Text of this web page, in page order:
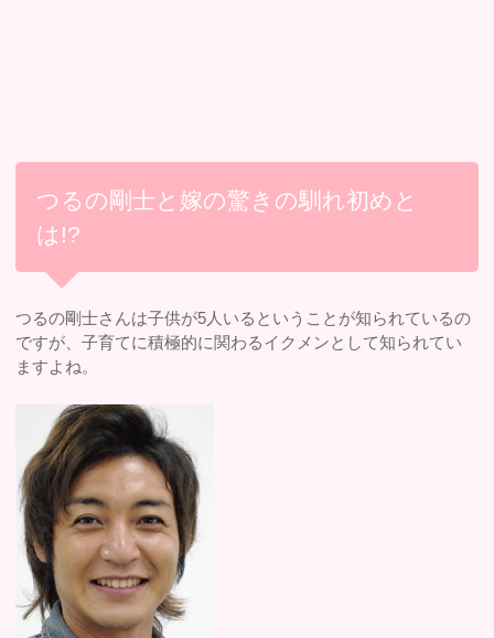
つるの剛士と嫁の驚きの馴れ初めと
は!?
つるの剛士さんは子供が5人いるということが知られているの
ですが、子育てに積極的に関わるイクメンとして知られてい
ますよね。